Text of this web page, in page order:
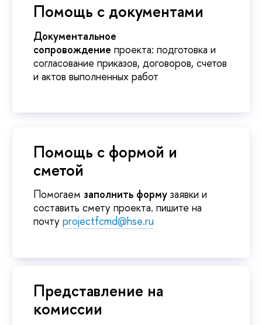
Помощь с документами
Документальное
сопровождение проекта: подготовка и
согласование приказов, договоров, счето
и актов выполненных работ
Помощь с формой и
сметой
Помогаем заполнить форму заявки и
составить смету проекта. пишите на
почту projectfcmd@hse.ru
Представление на
комиссии